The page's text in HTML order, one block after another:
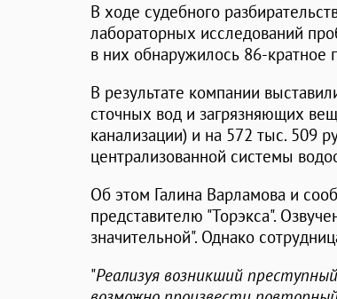
В ходе судебного
лабораторных исследований
в них обнаружилось 86-
В результате компании
сточных вод и загрязняющих
канализации) и на 572 тыс. 509
централизованной системы
Об этом Галина Варламова и
представителю "Торэкса".
значительной". Однако
"Реализуя возникший